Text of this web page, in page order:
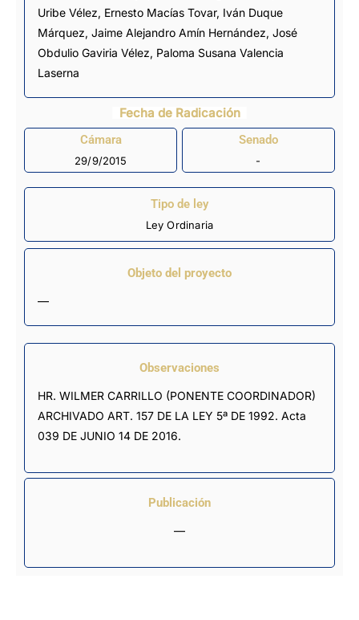
Uribe Vélez, Ernesto Macías Tovar, Iván Duque
Márquez, Jaime Alejandro Amín Hernández, José
Obdulio Gaviria Vélez, Paloma Susana Valencia
Laserna
Fecha de Radicación
Cámara
29/9/2015
Senado
-
Tipo de ley
Ley Ordinaria
Objeto del proyecto
—
Observaciones
HR. WILMER CARRILLO (PONENTE COORDINADOR)
ARCHIVADO ART. 157 DE LA LEY 5ª DE 1992. Acta
039 DE JUNIO 14 DE 2016.
Publicación
—